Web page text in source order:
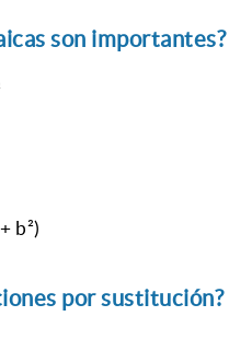
son importantes?
b²)
por sustitución?